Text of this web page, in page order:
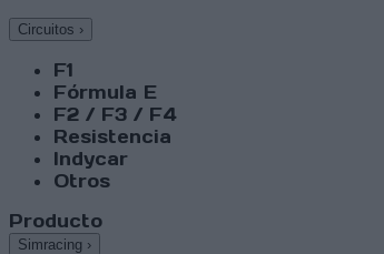
Circuitos ›
F1
Fórmula E
F2 / F3 / F4
Resistencia
Indycar
Otros
Producto
Simracing ›